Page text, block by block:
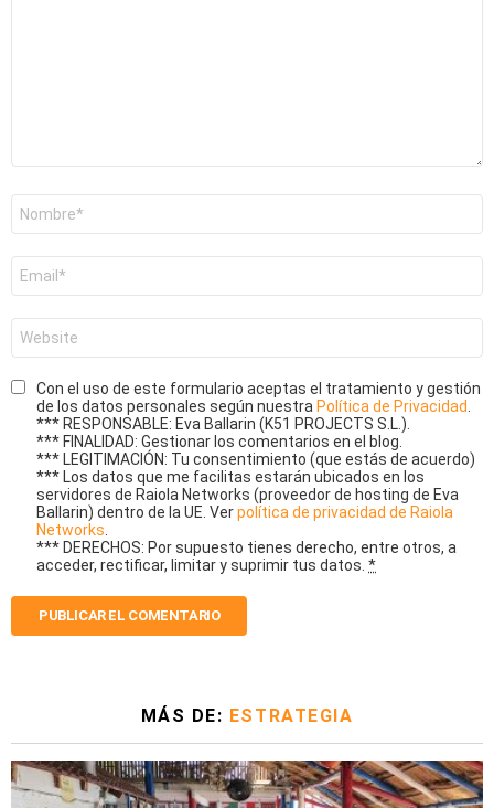
electrónico
*
Con el uso de este formulario aceptas el tratamiento y gestión
de los datos personales según nuestra Política de Privacidad
*** RESPONSABLE: Eva Ballarin (K51 PROJECTS S.L.).
*** FINALIDAD: Gestionar los comentarios en el blog.
*** LEGITIMACIÓN: Tu consentimiento (que estás de acuerdo)
*** Los datos que me facilitas estarán ubicados en los
servidores de Raiola Networks (proveedor de hosting de Eva
Ballarin) dentro de la UE. Verpolítica de privacidad de Raiola
Networks
*** DERECHOS: Por supuesto tienes derecho, entre otros, a
acceder, rectificar, limitar y suprimir tus datos. *
MÁS DE: ESTRATEGIA